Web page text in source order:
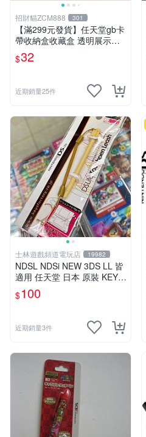
招財貓ZCM888 301
【滿299元發貨】任天堂gb卡
帶收納盒收藏盒 透明展示盒
gameboy正版游戲保護 日版
$32
近期銷量25件
士林遊戲頻道電玩店 19982
NDSL NDSi NEW 3DS LL 皆
適用 任天堂 日本 原裝 KEYS
FACTORY 伸縮式 觸控筆 米
黃色
$100
近期銷量3件